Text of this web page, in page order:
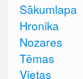
Sākumlapa
Hronika
Nozares
Tēmas
Vietas